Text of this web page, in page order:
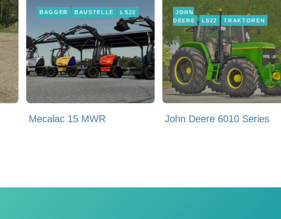
BAGGER BAUSTELLE LS22
Mecalac 15 MWR
JOHN
DEERE
LS22 TRAKTOREN
John Deere 6010 Series